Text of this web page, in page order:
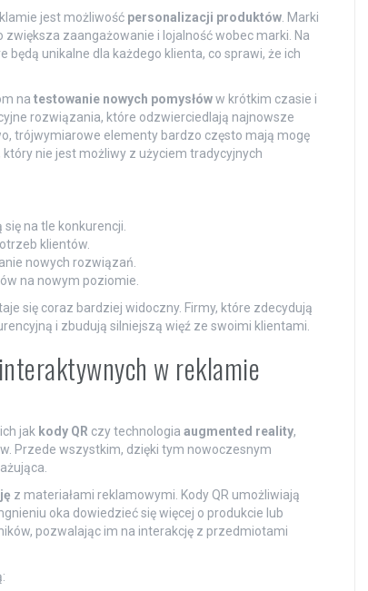
jest możliwość personalizacji produktów. Marki
zaangażowanie i lojalność wobec marki. Na
unikalne dla każdego klienta, co sprawi, że ich
na testowanie nowych pomysłóww krótkim czasie i
rozwiązania, które odzwierciedlają najnowsze
trójwymiarowe elementy bardzo często mają mogę
nie jest możliwy z użyciem tradycyjnych
na tle konkurencji.
klientów.
nowych rozwiązań.
na nowym poziomie.
się coraz bardziej widoczny. Firmy, które zdecydują
i zbudują silniejszą więź ze swoimi klientami.
w reklamie
jak kody QR czy technologia augmented reality,
Przede wszystkim, dzięki tym nowoczesnym
z materiałami reklamowymi. Kody QR umożliwiają
oka dowiedzieć się więcej o produkcie lub
pozwalając im na interakcję z przedmiotami